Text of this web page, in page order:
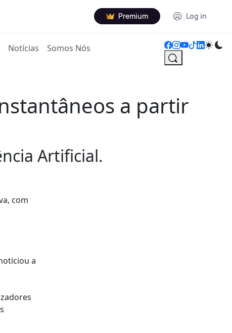
Premium Log in
Notícias Somos Nós
a partir
Artificial.
com
a